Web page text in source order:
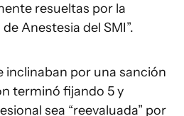
resueltas por la
Anestesia del SMI”.
inclinaban por una sanción
terminó fijando 5 y
sea “reevaluada” por